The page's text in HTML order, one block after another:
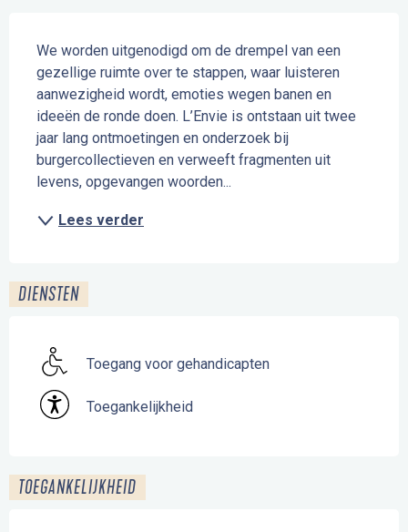
We worden uitgenodigd om de drempel van een
gezellige ruimte over te stappen, waar luisteren
aanwezigheid wordt, emoties wegen banen en
ideeën de ronde doen. L’Envie is ontstaan uit twee
jaar lang ontmoetingen en onderzoek bij
burgercollectieven en verweeft fragmenten uit
levens, opgevangen woorden...
Lees verder
DIENSTEN
Toegang voor gehandicapten
Toegankelijkheid
TOEGANKELIJKHEID